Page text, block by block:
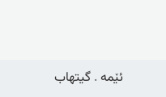
ئێمە . گیتهاب